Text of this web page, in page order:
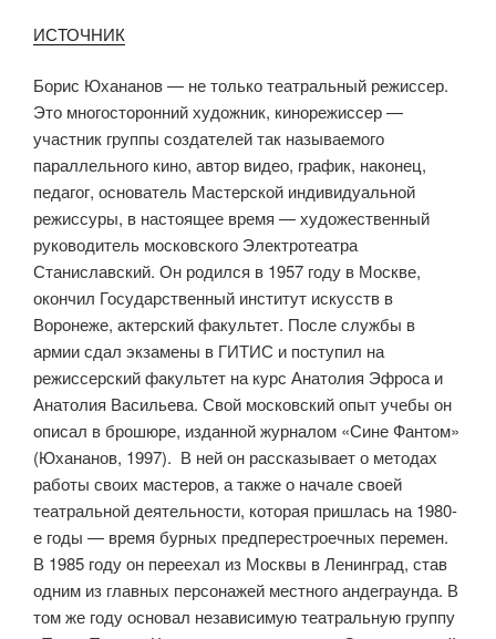
ИСТОЧНИК
Борис Юхананов — не только театральный режиссер.
Это многосторонний художник, кинорежиссер —
участник группы создателей так называемого
параллельного кино, автор видео, график, наконец,
педагог, основатель Мастерской индивидуальной
режиссуры, в настоящее время — художественный
руководитель московского Электротеатра
Станиславский. Он родился в 1957 году в Москве,
окончил Государственный институт искусств в
Воронеже, актерский факультет. После службы в
армии сдал экзамены в ГИТИС и поступил на
режиссерский факультет на курс Анатолия Эфроса и
Анатолия Васильева. Свой московский опыт учебы он
описал в брошюре, изданной журналом «Сине Фантом»
(Юхананов, 1997). В ней он рассказывает о методах
работы своих мастеров, а также о начале своей
театральной деятельности, которая пришлась на 1980-
е годы — время бурных предперестроечных перемен.
В 1985 году он переехал из Москвы в Ленинград, став
одним из главных персонажей местного андеграунда. В
том же году основал независимую театральную группу